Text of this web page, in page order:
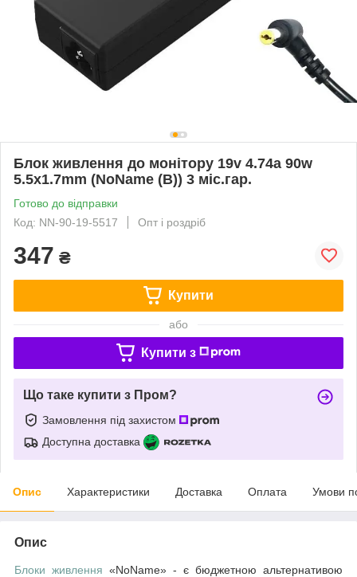
Блок живлення до монітору 19v 4.74a 90w
5.5x1.7mm (NoName (B)) 3 міс.гар.
Готово до відправки
Код: NN-90-19-5517
Опт і роздріб
347 ₴
Купити
або
Купити з
Що таке купити з Пром?
Замовлення під захистом
Доступна доставка
Опис Характеристики Доставка Оплата Умови
Опис
Блоки живлення «NoName» - є бюджетною альтернативою